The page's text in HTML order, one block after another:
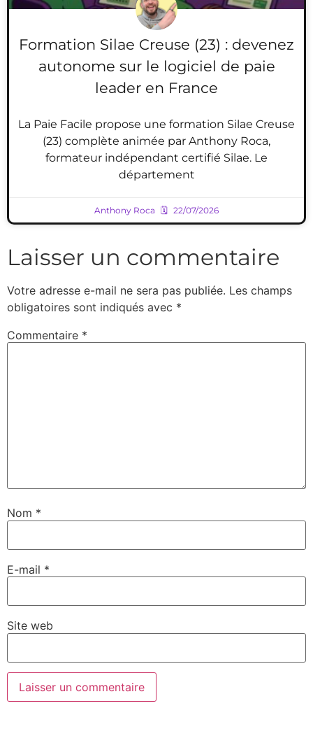
Formation Silae Creuse (23) : devenez
autonome sur le logiciel de paie
leader en France
La Paie Facile propose une formation Silae Creuse
(23) complète animée par Anthony Roca,
formateur indépendant certifié Silae. Le
département
Anthony Roca 22/07/2026
Laisser un commentaire
Votre adresse e-mail ne sera pas publiée. Les champs
obligatoires sont indiqués avec *
Commentaire *
Nom *
E-mail *
Site web